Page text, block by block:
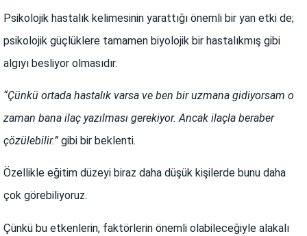
Psikolojik hastalık kelimesinin yarattığı önemli bir yan etki de;
psikolojik güçlüklere tamamen biyolojik bir hastalıkmış gibi
algıyı besliyor olmasıdır.
“Çünkü ortada hastalık varsa ve ben bir uzmana gidiyorsam o
zaman bana ilaç yazılması gerekiyor. Ancak ilaçla beraber
çözülebilir.” gibi bir beklenti.
Özellikle eğitim düzeyi biraz daha düşük kişilerde bunu daha
çok görebiliyoruz.
Çünkü bu etkenlerin, faktörlerin önemli olabileceğiyle alakalı